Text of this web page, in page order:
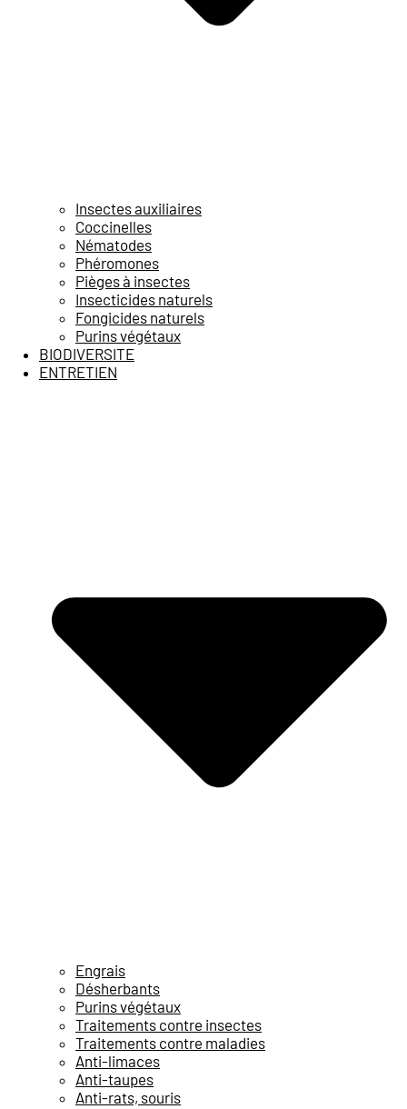
Insectes auxiliaires
Coccinelles
Nématodes
Phéromones
Pièges à insectes
Insecticides naturels
Fongicides naturels
Purins végétaux
BIODIVERSITE
ENTRETIEN
Engrais
Désherbants
Purins végétaux
Traitements contre insectes
Traitements contre maladies
Anti-limaces
Anti-taupes
Anti-rats, souris